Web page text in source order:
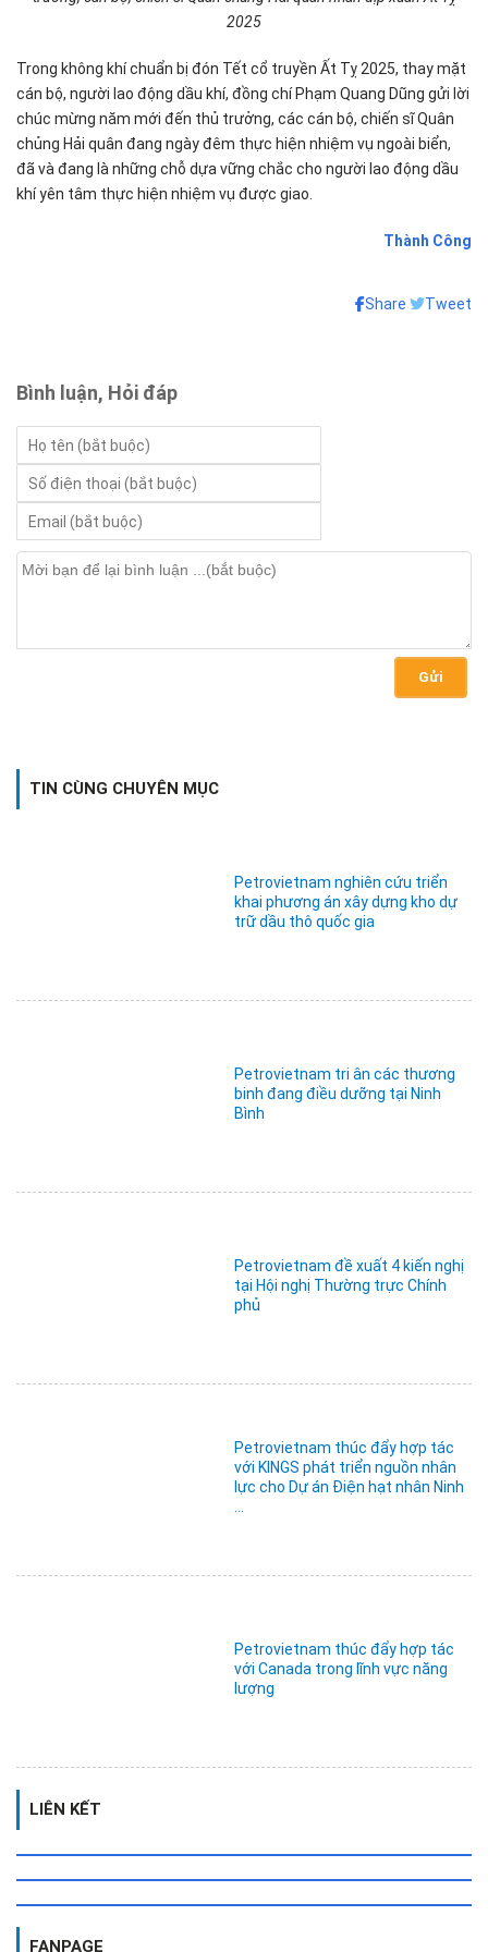
2025
Trong không khí chuẩn bị đón Tết cổ truyền Ất Tỵ 2025, thay mặt
cán bộ, người lao động dầu khí, đồng chí Phạm Quang Dũng gửi lời
chúc mừng năm mới đến thủ trưởng, các cán bộ, chiến sĩ Quân
chủng Hải quân đang ngày đêm thực hiện nhiệm vụ ngoài biển,
đã và đang là những chỗ dựa vững chắc cho người lao động dầu
khí yên tâm thực hiện nhiệm vụ được giao.
Thành Công
Share Tweet
Bình luận, Hỏi đáp
Gửi
TIN CÙNG CHUYÊN MỤC
Petrovietnam nghiên cứu triển
khai phương án xây dựng kho dự
trữ dầu thô quốc gia
Petrovietnam tri ân các thương
binh đang điều dưỡng tại Ninh
Bình
Petrovietnam đề xuất 4 kiến nghị
tại Hội nghị Thường trực Chính
phủ
Petrovietnam thúc đẩy hợp tác
với KINGS phát triển nguồn nhân
lực cho Dự án Điện hạt nhân Ninh
...
Petrovietnam thúc đẩy hợp tác
với Canada trong lĩnh vực năng
lượng
LIÊN KẾT
FANPAGE